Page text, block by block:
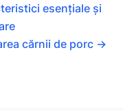
esențiale și
cărnii de porc →